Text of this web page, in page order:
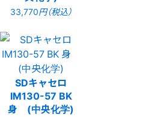
33,770円（税込）
SDキャセロ
IM130-57 BK
身 (中央化学)